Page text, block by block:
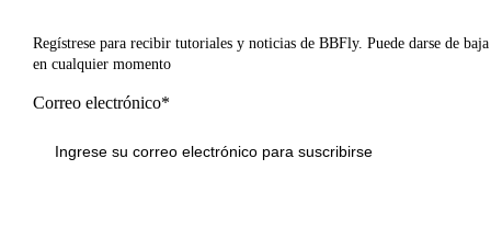
Regístrese para recibir tutoriales y noticias de BBFly. Puede darse de baja
en cualquier momento
Correo electrónico*